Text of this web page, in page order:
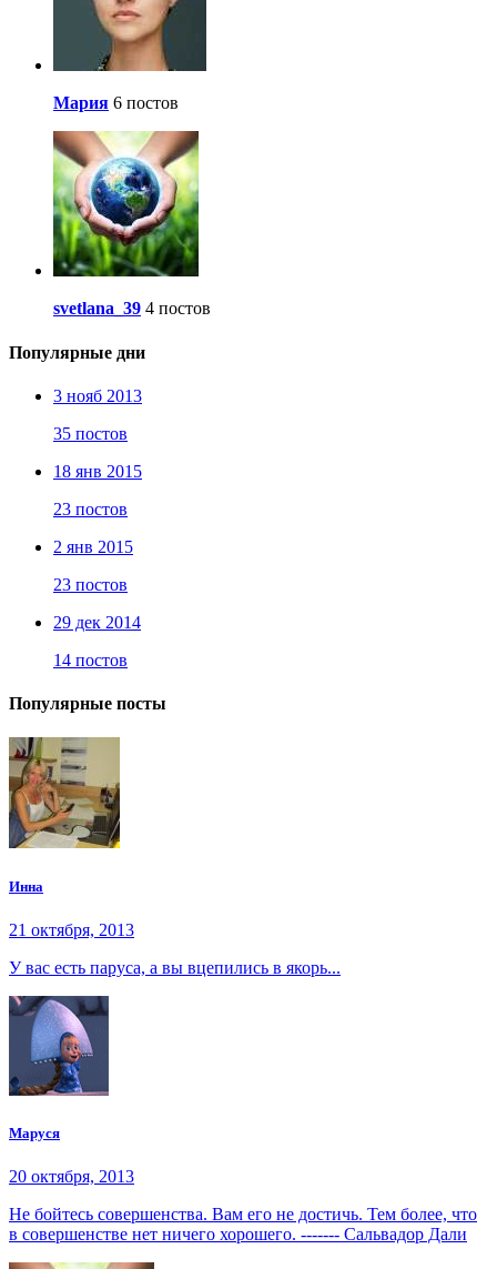
Мария 6 постов
svetlana_39 4 постов
Популярные дни
3 нояб 2013
35 постов
18 янв 2015
23 постов
2 янв 2015
23 постов
29 дек 2014
14 постов
Популярные посты
Инна
21 октября, 2013
У вас есть паруса, а вы вцепились в якорь...
Маруся
20 октября, 2013
Не бойтесь совершенства. Вам его не достичь. Тем более, что
в совершенстве нет ничего хорошего. ------- Сальвадор Дали